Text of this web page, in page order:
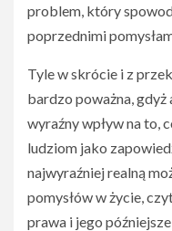
problem, który
poprzednimi
Tyle w skrócie i z
bardzo poważna, gdyż
wyraźny wpływ na to,
ludziom jako
najwyraźniej realną
pomysłów w życie,
prawa i jego